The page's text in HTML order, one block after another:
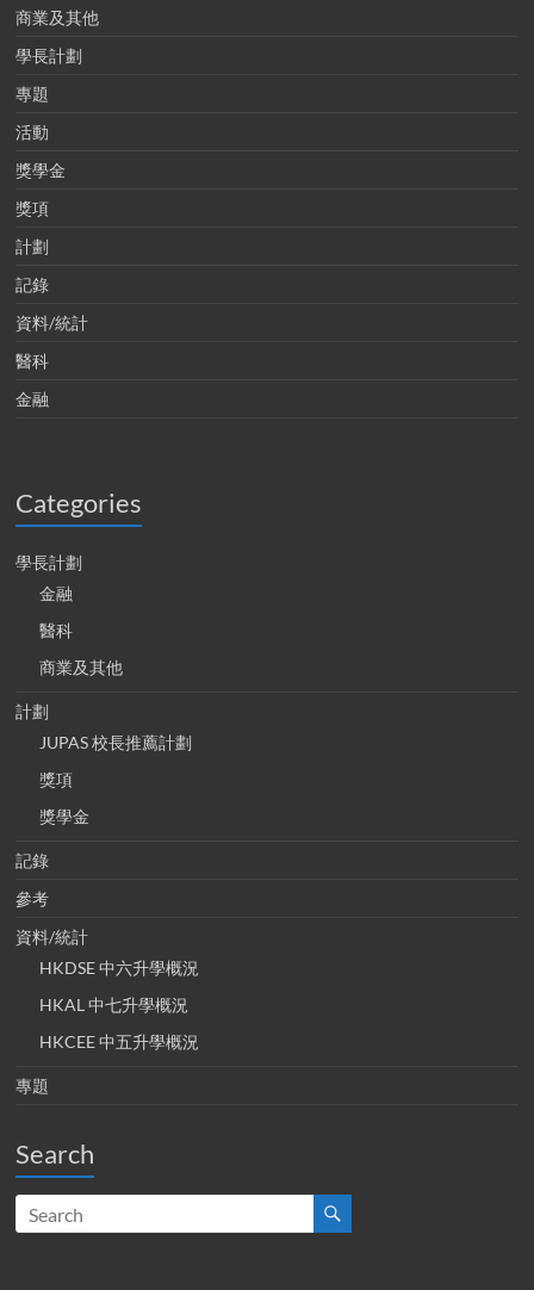
商業及其他
學長計劃
專題
活動
獎學金
獎項
計劃
記錄
資料/統計
醫科
金融
Categories
學長計劃
金融
醫科
商業及其他
計劃
JUPAS 校長推薦計劃
獎項
獎學金
記錄
參考
資料/統計
HKDSE 中六升學概況
HKAL 中七升學概況
HKCEE 中五升學概況
專題
Search